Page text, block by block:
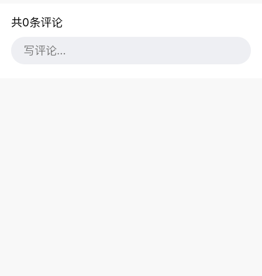
共0条评论